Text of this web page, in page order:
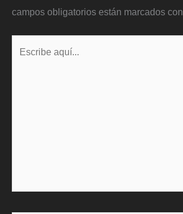
campos obligatorios están marcados con